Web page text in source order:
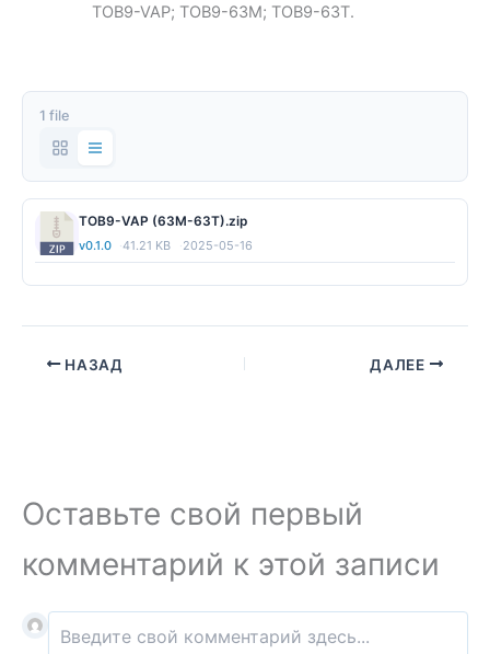
TOB9-VAP; TOB9-63M; TOB9-63T.
1 file
TOB9-VAP (63M-63T).zip
v0.1.0
41.21 KB 2025-05-16
НАЗАД ДАЛЕЕ
Оставьте свой первый
комментарий к этой записи